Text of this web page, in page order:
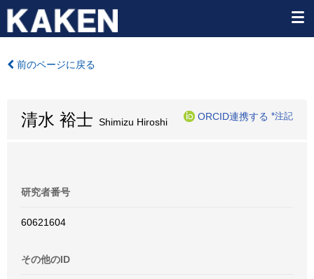
前のページに戻る
清水 裕士 Shimizu Hiroshi
ORCID連携する *注記
研究者番号
60621604
その他のID